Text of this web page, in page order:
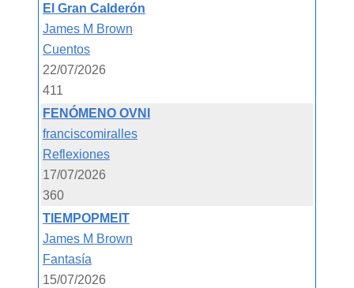
El Gran Calderón
James M Brown
Cuentos
22/07/2026
411
FENÓMENO OVNI
franciscomiralles
Reflexiones
17/07/2026
360
TIEMPOPMEIT
James M Brown
Fantasía
15/07/2026